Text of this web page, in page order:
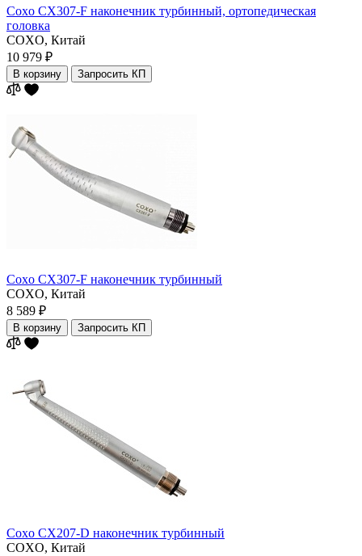
Coxo CX307-F наконечник турбинный, ортопедическая
головка
COXO, Китай
10 979 ₽
В корзину Запросить КП
Coxo CX307-F наконечник турбинный
COXO, Китай
8 589 ₽
В корзину Запросить КП
Coxo CX207-D наконечник турбинный
COXO, Китай